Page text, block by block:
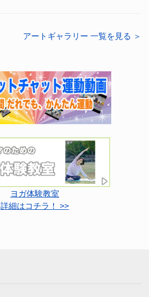
アートギャラリー 一覧を見る ＞
ヨガ体験教室
詳細はコチラ！ >>